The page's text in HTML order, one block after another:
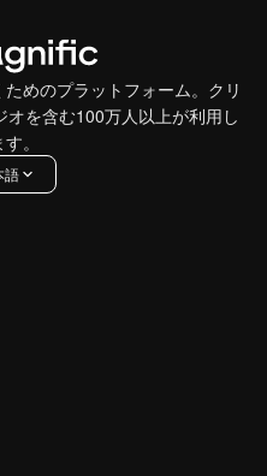
めのプラットフォーム。クリ
を含む100万人以上が利用し
。
語